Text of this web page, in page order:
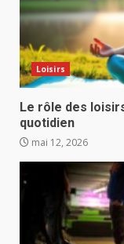
Loisirs
Le rôle des
quotidien
mai 12, 2026